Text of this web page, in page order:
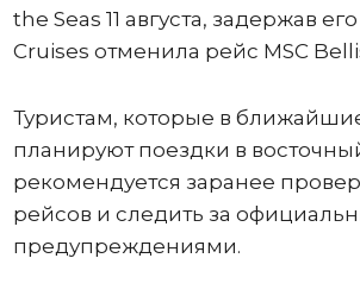
the Seas 11 августа, задержав
Cruises отменила рейс MSC
Туристам, которые в
планируют поездки в
рекомендуется заранее
рейсов и следить за
предупреждениями.